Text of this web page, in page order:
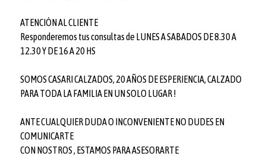
ATENCIÓN AL CLIENTE
Responderemos tus consultas de LUNES A SABADOS DE 8.30 A
12.30 Y DE 16 A 20 HS
SOMOS CASARI CALZADOS, 20 AÑOS DE ESPERIENCIA, CALZADO
PARA TODA LA FAMILIA EN UN SOLO LUGAR !
ANTE CUALQUIER DUDA O INCONVENIENTE NO DUDES EN
COMUNICARTE
CON NOSTROS , ESTAMOS PARA ASESORARTE